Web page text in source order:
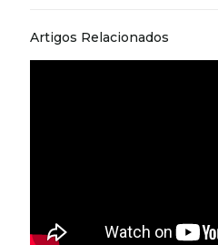
Artigos Relacionados